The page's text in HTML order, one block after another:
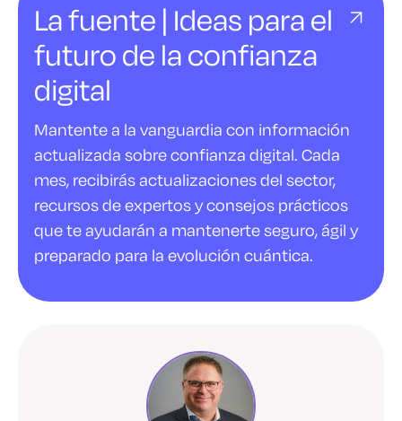
La fuente | Ideas para el
futuro de la confianza
digital
Mantente a la vanguardia con información
actualizada sobre confianza digital. Cada
mes, recibirás actualizaciones del sector,
recursos de expertos y consejos prácticos
que te ayudarán a mantenerte seguro, ágil y
preparado para la evolución cuántica.